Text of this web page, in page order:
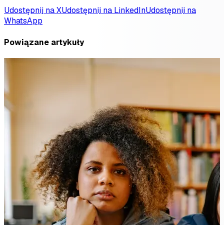
Udostępnij na XUdostępnij na LinkedInUdostępnij na
WhatsApp
Powiązane artykuły